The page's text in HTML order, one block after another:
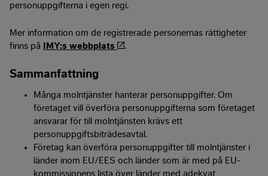
personuppgifterna i egen regi.
Mer information om de registrerade personernas rättigheter
finns på
IMY:s webbplats .
Sammanfattning
Många molntjänster hanterar personuppgifter. Om
företaget vill överföra personuppgifterna som företaget
ansvarar för till molntjänsten krävs ett
personuppgiftsbiträdesavtal.
Företag kan överföra personuppgifter till molntjänster i
länder inom EU/EES och länder som är med på EU-
kommissionens lista över länder med adekvat